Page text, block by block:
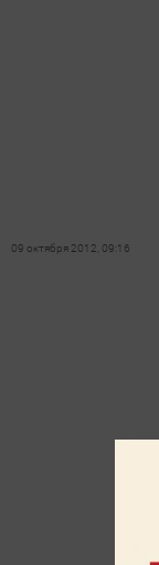
09 октября 2012, 09:16